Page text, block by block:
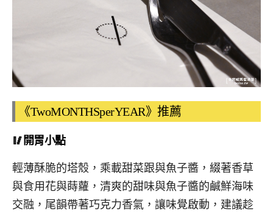
《TwoMONTHSperYEAR》推薦
🥢開胃小點
輕薄酥脆的塔殼，乘載甜菜跟與魚子醬，綴著香草
與食用花與蒔蘿，清爽的甜味與魚子醬的鹹鮮海味
交融，尾韻帶著巧克力香氣，讓味覺啟動，建議趁